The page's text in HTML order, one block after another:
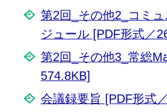
第2回_その他2_コミ
ジュール [PDF形式／
第2回_その他3_常総
574.8KB]
会議録要旨 [PDF形式